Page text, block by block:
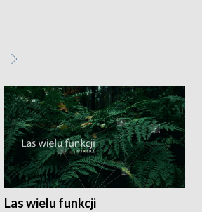
Las wielu funkcji